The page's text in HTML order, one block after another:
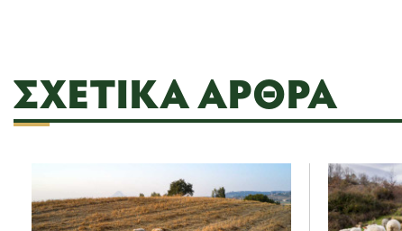
ΣΧΕΤΙΚΆ ΆΡΘΡΑ